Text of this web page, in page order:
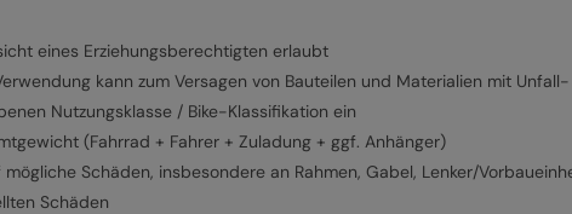
eines Erziehungsberechtigten erlaubt
kann zum Versagen von Bauteilen und Materialien mit
Nutzungsklasse / Bike-Klassifikation ein
(Fahrrad + Fahrer + Zuladung + ggf. Anhänger)
Schäden, insbesondere an Rahmen, Gabel, Lenker/
Schäden